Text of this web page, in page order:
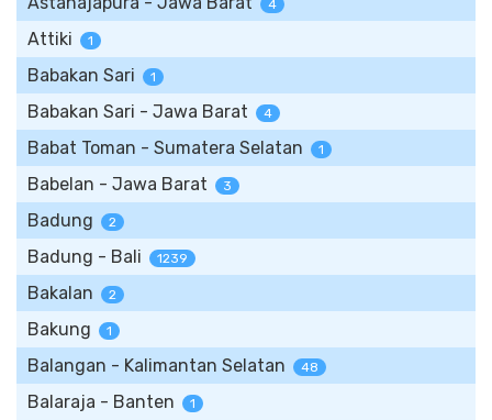
4
Attiki 1
Babakan Sari 1
Babakan Sari - Jawa Barat 4
Babat Toman - Sumatera Selatan 1
Babelan - Jawa Barat 3
Badung 2
Badung - Bali 1239
Bakalan 2
Bakung 1
Balangan - Kalimantan Selatan 48
Balaraja - Banten 1